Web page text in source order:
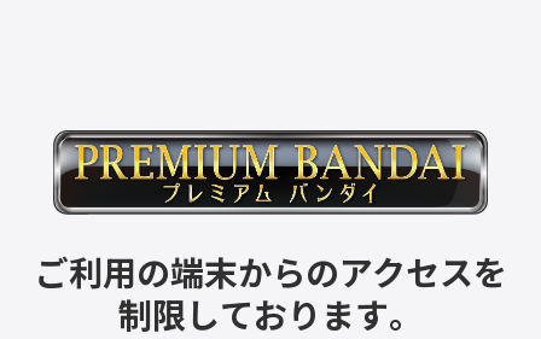
ご利用の端末からのアクセスを
制限しております。